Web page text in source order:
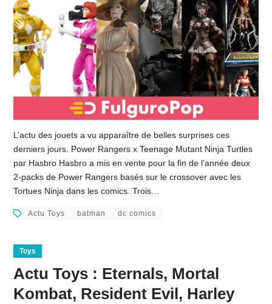
L’actu des jouets a vu apparaître de belles surprises ces
derniers jours. Power Rangers x Teenage Mutant Ninja Turtles
par Hasbro Hasbro a mis en vente pour la fin de l’année deux
2-packs de Power Rangers basés sur le crossover avec les
Tortues Ninja dans les comics. Trois…
Actu Toys batman dc comics
Toys
Actu Toys : Eternals, Mortal
Kombat, Resident Evil, Harley